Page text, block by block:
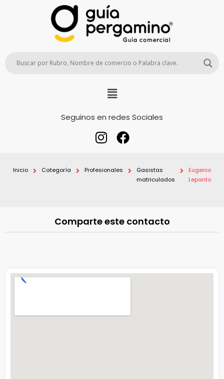
Seguinos en redes Sociales
Inicio Categoría Profesionales
Gasistas
matriculados
Eugenio
Lepanto
Comparte este contacto